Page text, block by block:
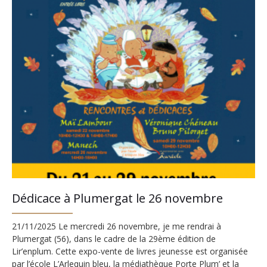
Dédicace à Plumergat le 26 novembre
21/11/2025 Le mercredi 26 novembre, je me rendrai à
Plumergat (56), dans le cadre de la 29ème édition de
Lir’enplum. Cette expo-vente de livres jeunesse est organisée
par l’école L’Arlequin bleu, la médiathèque Porte Plum’ et la